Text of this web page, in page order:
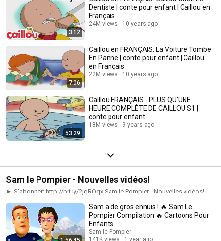
3:12
Dentiste | conte pour enfant | Caillou en
Français
24M views 10 years ago
7:06
Caillou en FRANÇAIS: La Voiture Tombe
En Panne | conte pour enfant | Caillou
en Français
22M views 10 years ago
53:29
Caillou FRANÇAIS - PLUS QU'UNE
HEURE COMPLÈTE DE CAILLOU S1 |
conte pour enfant
18M views 9 years ago
Sam le Pompier - Nouvelles vidéos!
► S'abonner: http://bit.ly/2jqROqx Sam le Pompier - Nouvelles vidéos!
Sam a de gros ennuis ! 🔥 Sam Le
Pompier Compilation 🔥 Cartoons Pour
Enfants
Sam le Pompier
141K views
1 year ago